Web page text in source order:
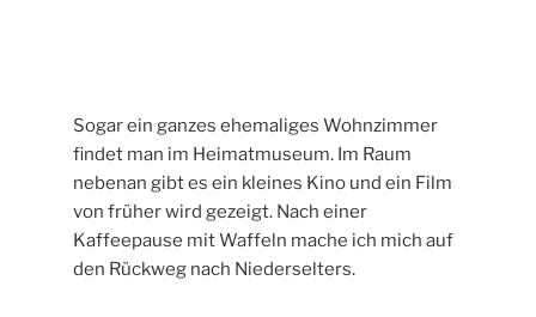
Sogar ein ganzes ehemaliges Wohnzimmer
findet man im Heimatmuseum. Im Raum
nebenan gibt es ein kleines Kino und ein Film
von früher wird gezeigt. Nach einer
Kaffeepause mit Waffeln mache ich mich auf
den Rückweg nach Niederselters.